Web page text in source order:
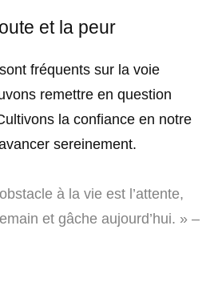
et la peur
fréquents sur la voie
remettre en question
la confiance en notre
sereinement.
à la vie est l’attente,
et gâche aujourd’hui. » –